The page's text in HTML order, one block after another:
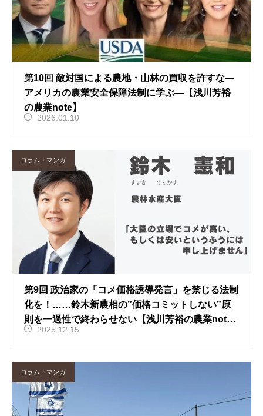
第10回 敵対国による農地・山林の買収を許すな―
アメリカの農業安全保障法制に学ぶ―【浅川芳裕
の農業note】
2026.01.10
コラム・マンガ
第9回 政治家の「コメ価格誘導発言」を禁じる法制
化を！……鈴木新農相の”価格コミットしない”原
則を一過性で終わらせない【浅川芳裕の農業not
e】2025.12.15
コラム・マンガ